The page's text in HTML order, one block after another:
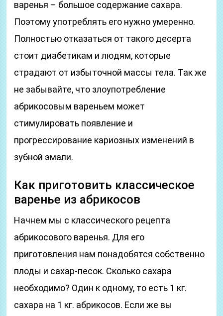
варенья – большое содержание сахара.
Поэтому употреблять его нужно умеренно.
Полностью отказаться от такого десерта
стоит диабетикам и людям, которые
страдают от избыточной массы тела. Так же
не забывайте, что злоупотребление
абрикосовым вареньем может
стимулировать появление и
прогрессирование кариозных изменений в
зубной эмали.
Как приготовить классическое
варенье из абрикосов
Начнем мы с классического рецепта
абрикосового варенья. Для его
приготовления нам понадобятся собственно
плоды и сахар-песок. Сколько сахара
необходимо? Один к одному, то есть 1 кг.
сахара на 1 кг. абрикосов. Если же вы